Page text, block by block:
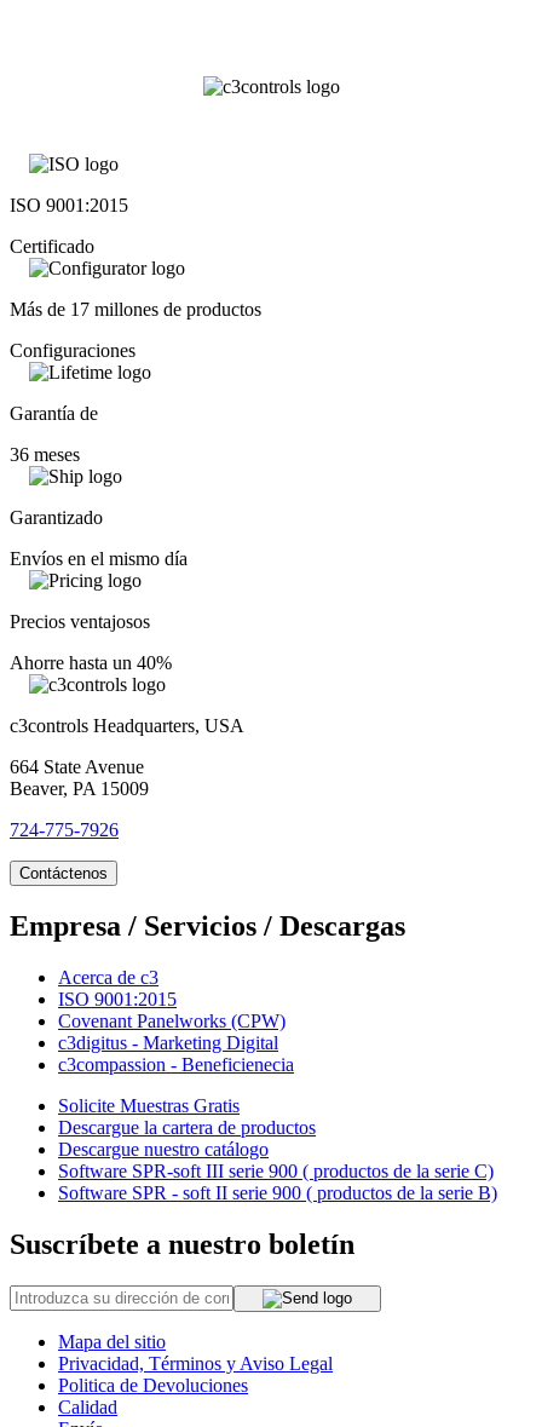
ISO 9001:2015
Certificado
Más de 17 millones de productos
Configuraciones
Garantía de
36 meses
Garantizado
Envíos en el mismo día
Precios ventajosos
Ahorre hasta un 40%
c3controls Headquarters, USA
664 State Avenue
Beaver, PA 15009
724-775-7926
Contáctenos
Empresa / Servicios / Descargas
Acerca de c3
ISO 9001:2015
Covenant Panelworks (CPW)
c3digitus - Marketing Digital
c3compassion - Beneficienecia
Solicite Muestras Gratis
Descargue la cartera de productos
Descargue nuestro catálogo
Software SPR-soft III serie 900 ( productos de la serie C)
Software SPR - soft II serie 900 ( productos de la serie B)
Suscríbete a nuestro boletín
Mapa del sitio
Privacidad, Términos y Aviso Legal
Politica de Devoluciones
Calidad